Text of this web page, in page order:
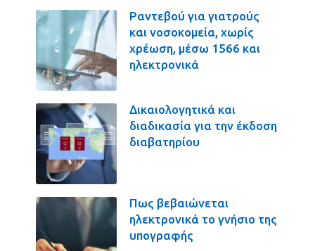
Ραντεβού για γιατρούς
και νοσοκομεία, χωρίς
χρέωση, μέσω 1566 και
ηλεκτρονικά
Δικαιολογητικά και
διαδικασία για την έκδοση
διαβατηρίου
Πως βεβαιώνεται
ηλεκτρονικά το γνήσιο της
υπογραφής